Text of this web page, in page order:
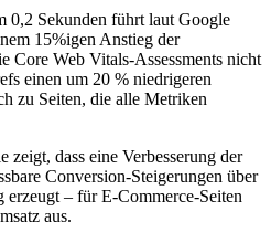
0,2 Sekunden führt laut Google
15%igen Anstieg der
Core Web Vitals-Assessments nicht
einen um 20 % niedrigeren
zu Seiten, die alle Metriken
dass eine Verbesserung der
Conversion-Steigerungen über
erzeugt – für E-Commerce-Seiten
aus.